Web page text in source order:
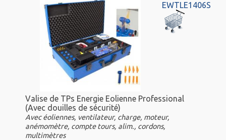
EWTLE1406S
Valise de TPs Energie Eolienne Professional
(Avec douilles de sécurité)
Avec éoliennes, ventilateur, charge, moteur,
anémomètre, compte tours, alim., cordons,
multimètres